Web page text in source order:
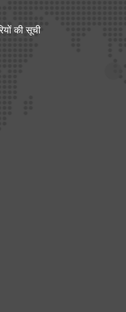
मेडिकल डिवाइस 2026' में
आर्टिफिशियल इंटेलिजेंस के
किया
की सूची